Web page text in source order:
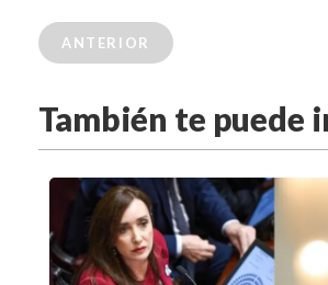
ANTERIOR
También te puede